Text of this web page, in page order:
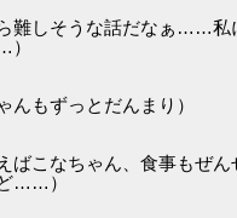
難しそうな話だなぁ……私
んもずっとだんまり）
ばこなちゃん、食事もぜん
……）